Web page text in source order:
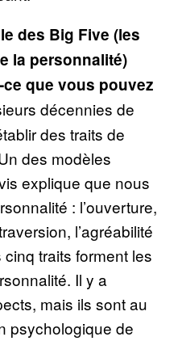
des Big Five (les
la personnalité)
que vous pouvez
décennies de
des traits de
des modèles
explique que nous
: l’ouverture,
l’agréabilité
traits forment les
Il y a
mais ils sont au
psychologique de